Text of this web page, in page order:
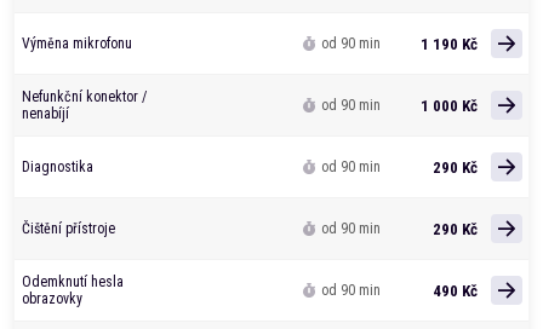
Výměna mikrofonu od 90 min 1 190 Kč
Nefunkční konektor /
nenabíjí
od 90 min 1 000 Kč
Diagnostika od 90 min 290 Kč
Čištění přístroje od 90 min 290 Kč
Odemknutí hesla
obrazovky
od 90 min 490 Kč